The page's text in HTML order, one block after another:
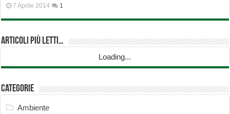
7 Aprile 2014 1
Articoli più Letti…
Loading...
Categorie
Ambiente